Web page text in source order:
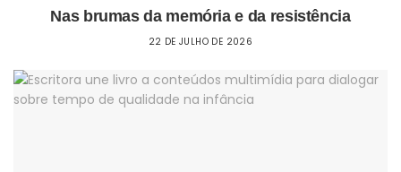
Nas brumas da memória e da resistência
22 DE JULHO DE 2026